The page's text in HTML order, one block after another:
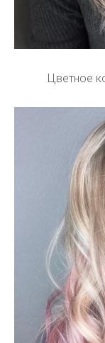
Цветное